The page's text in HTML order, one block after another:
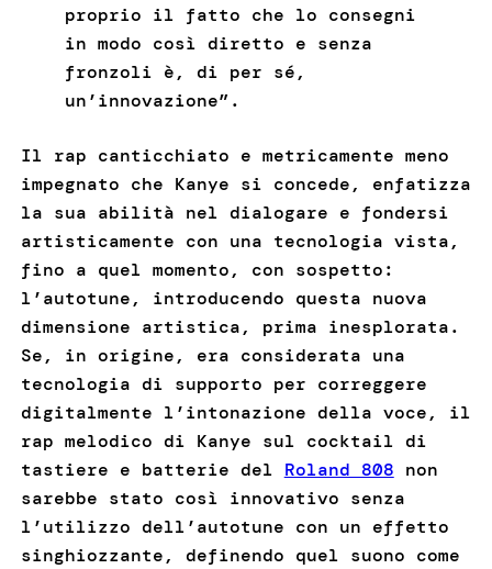
proprio il fatto che lo consegni
in modo così diretto e senza
fronzoli è, di per sé,
un’innovazione”.
Il rap canticchiato e metricamente meno
impegnato che Kanye si concede, enfatizza
la sua abilità nel dialogare e fondersi
artisticamente con una tecnologia vista,
fino a quel momento, con sospetto:
l’autotune, introducendo questa nuova
dimensione artistica, prima inesplorata.
Se, in origine, era considerata una
tecnologia di supporto per correggere
digitalmente l’intonazione della voce, il
rap melodico di Kanye sul cocktail di
tastiere e batterie del Roland 808 non
sarebbe stato così innovativo senza
l’utilizzo dell’autotune con un effetto
singhiozzante, definendo quel suono come